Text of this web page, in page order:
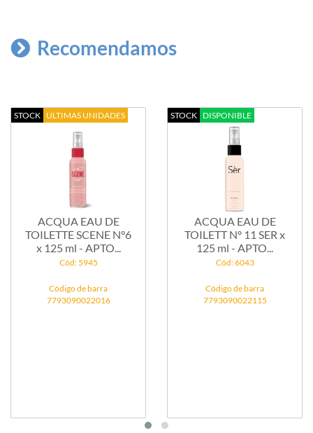
Recomendamos
STOCK ULTIMAS UNIDADES
ACQUA EAU DE
TOILETTE SCENE N°6
x 125 ml - APTO...
Cód: 5945
Código de barra
7793090022016
STOCK DISPONIBLE
ACQUA EAU DE
TOILETT Nº 11 SER x
125 ml - APTO...
Cód: 6043
Código de barra
7793090022115